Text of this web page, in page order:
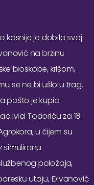
kasnije je dobilo svoj
na brzinu
bioskope, krišom,
se ne bi ušlo u trag.
pošto je kupio
Ivici Todoriću za 18
u čijem su
simuliranu
položaja,
utaju, Đivanović